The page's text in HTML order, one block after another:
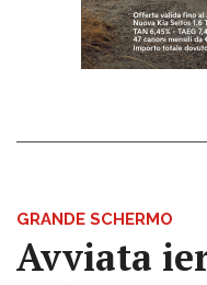
GRANDE SCHERMO
Avviata